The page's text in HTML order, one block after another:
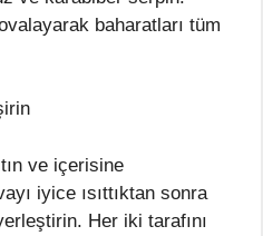
baharatları tüm
ve içerisine
iyice ısıttıktan sonra
Her iki tarafını